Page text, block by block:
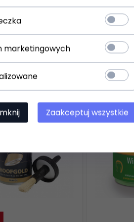
wodą. Dla wzmocnienia efektu
marketingowych
Zaakceptuj wszystkie